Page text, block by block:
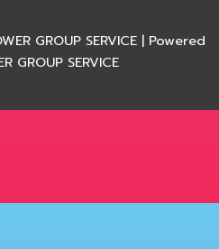
GROUP SERVICE | Powered
GROUP SERVICE